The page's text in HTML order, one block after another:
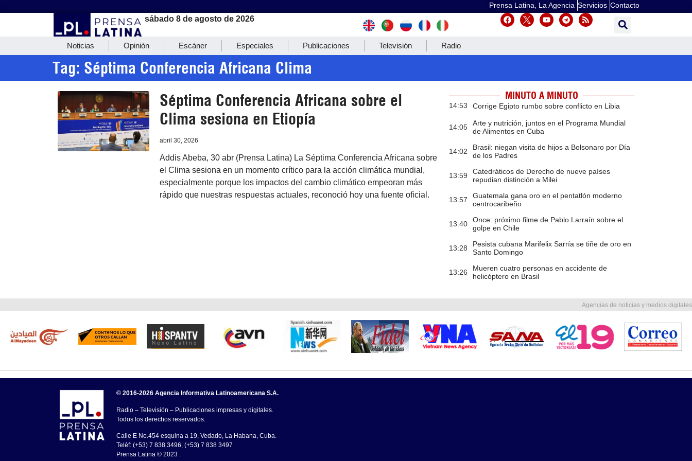
Prensa Latina, La Agencia Servicios Contacto
sábado 8 de agosto de 2026
Noticias Opinión Escáner Especiales Publicaciones Televisión Radio
Tag: Séptima Conferencia Africana Clima
Séptima Conferencia Africana sobre el
Clima sesiona en Etiopía
abril 30, 2026
Addis Abeba, 30 abr (Prensa Latina) La Séptima Conferencia Africana sobre
el Clima sesiona en un momento crítico para la acción climática mundial,
especialmente porque los impactos del cambio climático empeoran más
rápido que nuestras respuestas actuales, reconoció hoy una fuente oficial.
MINUTO A MINUTO
14:53 Corrige Egipto rumbo sobre conflicto en Libia
14:05
Arte y nutrición, juntos en el Programa Mundial
de Alimentos en Cuba
14:02
Brasil: niegan visita de hijos a Bolsonaro por Día
de los Padres
13:59
Catedráticos de Derecho de nueve países
repudian distinción a Milei
13:57
Guatemala gana oro en el pentatlón moderno
centrocaribeño
13:40
Once: próximo filme de Pablo Larraín sobre el
golpe en Chile
13:28
Pesista cubana Marifelix Sarría se tiñe de oro en
Santo Domingo
13:26
Mueren cuatro personas en accidente de
helicóptero en Brasil
Agencias de noticias y medios digitales
© 2016-2026 Agencia Informativa Latinoamericana S.A.
Radio – Televisión – Publicaciones impresas y digitales.
Todos los derechos reservados.
Calle E No.454 esquina a 19, Vedado, La Habana, Cuba.
Teléf: (+53) 7 838 3496, (+53) 7 838 3497
Prensa Latina © 2023 .